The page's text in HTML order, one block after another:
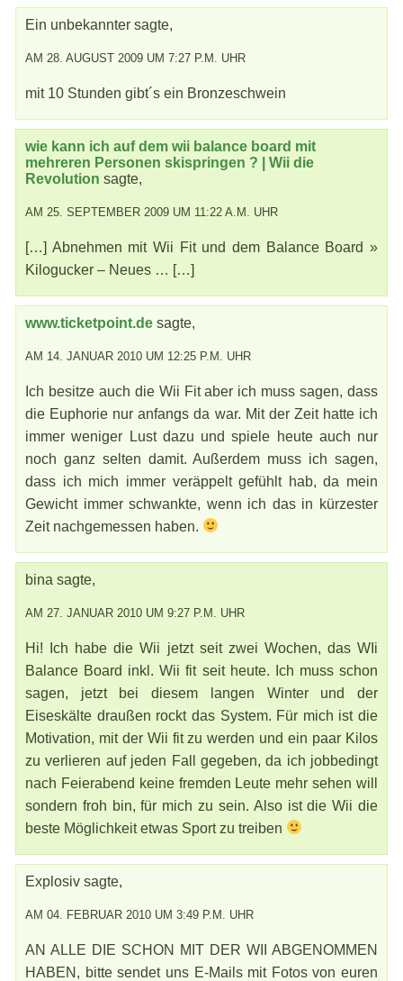
Ein unbekannter sagte,
AM 28. AUGUST 2009 UM 7:27 P.M. UHR
mit 10 Stunden gibt´s ein Bronzeschwein
wie kann ich auf dem wii balance board mit
mehreren Personen skispringen ? | Wii die
Revolution sagte,
AM 25. SEPTEMBER 2009 UM 11:22 A.M. UHR
[…] Abnehmen mit Wii Fit und dem Balance Board »
Kilogucker – Neues … […]
www.ticketpoint.de sagte,
AM 14. JANUAR 2010 UM 12:25 P.M. UHR
Ich besitze auch die Wii Fit aber ich muss sagen, dass
die Euphorie nur anfangs da war. Mit der Zeit hatte ich
immer weniger Lust dazu und spiele heute auch nur
noch ganz selten damit. Außerdem muss ich sagen,
dass ich mich immer veräppelt gefühlt hab, da mein
Gewicht immer schwankte, wenn ich das in kürzester
Zeit nachgemessen haben.
bina sagte,
AM 27. JANUAR 2010 UM 9:27 P.M. UHR
Hi! Ich habe die Wii jetzt seit zwei Wochen, das WIi
Balance Board inkl. Wii fit seit heute. Ich muss schon
sagen, jetzt bei diesem langen Winter und der
Eiseskälte draußen rockt das System. Für mich ist die
Motivation, mit der Wii fit zu werden und ein paar Kilos
zu verlieren auf jeden Fall gegeben, da ich jobbedingt
nach Feierabend keine fremden Leute mehr sehen will
sondern froh bin, für mich zu sein. Also ist die Wii die
beste Möglichkeit etwas Sport zu treiben
Explosiv sagte,
AM 04. FEBRUAR 2010 UM 3:49 P.M. UHR
AN ALLE DIE SCHON MIT DER WII ABGENOMMEN
HABEN, bitte sendet uns E-Mails mit Fotos von euren